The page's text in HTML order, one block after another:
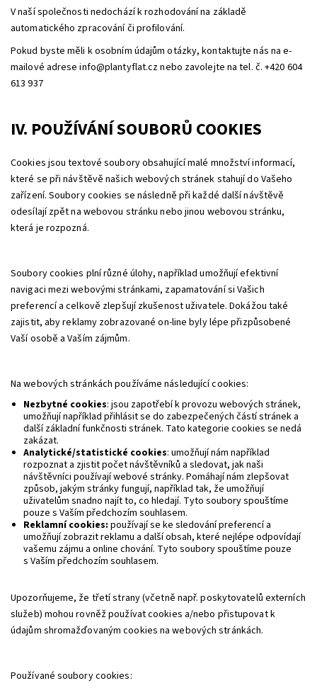
V naší společnosti nedochází k rozhodování na základě
automatického zpracování či profilování.
Pokud byste měli k osobním údajům otázky, kontaktujte nás na e-
mailové adrese info@plantyflat.cz nebo zavolejte na tel. č. +420 604
613 937
IV. POUŽÍVÁNÍ SOUBORŮ COOKIES
Cookies jsou textové soubory obsahující malé množství informací,
které se při návštěvě našich webových stránek stahují do Vašeho
zařízení. Soubory cookies se následně při každé další návštěvě
odesílají zpět na webovou stránku nebo jinou webovou stránku,
která je rozpozná.
Soubory cookies plní různé úlohy, například umožňují efektivní
navigaci mezi webovými stránkami, zapamatování si Vašich
preferencí a celkově zlepšují zkušenost uživatele. Dokážou také
zajistit, aby reklamy zobrazované on-line byly lépe přizpůsobené
Vaší osobě a Vaším zájmům.
Na webových stránkách používáme následující cookies:
Nezbytné cookies: jsou zapotřebí k provozu webových stránek,
umožňují například přihlásit se do zabezpečených částí stránek a
další základní funkčnosti stránek. Tato kategorie cookies se nedá
zakázat.
Analytické/statistické cookies: umožňují nám například
rozpoznat a zjistit počet návštěvníků a sledovat, jak naši
návštěvníci používají webové stránky. Pomáhají nám zlepšovat
způsob, jakým stránky fungují, například tak, že umožňují
uživatelům snadno najít to, co hledají. Tyto soubory spouštíme
pouze s Vaším předchozím souhlasem.
Reklamní cookies: používají se ke sledování preferencí a
umožňují zobrazit reklamu a další obsah, které nejlépe odpovídají
vašemu zájmu a online chování. Tyto soubory spouštíme pouze
s Vaším předchozím souhlasem.
Upozorňujeme, že třetí strany (včetně např. poskytovatelů externích
služeb) mohou rovněž používat cookies a/nebo přistupovat k
údajům shromažďovaným cookies na webových stránkách.
Používané soubory cookies: